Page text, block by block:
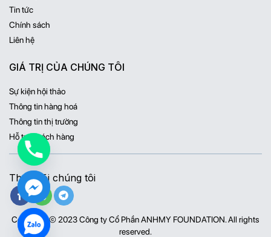
Tin tức
Chính sách
Liên hệ
GIÁ TRỊ CỦA CHÚNG TÔI
Sự kiện hội thảo
Thông tin hàng hoá
Thông tin thị trường
Hỗ trợ khách hàng
Theo dõi chúng tôi
Copyright © 2023 Công ty Cổ Phần ANHMY FOUNDATION. All rights
reserved.